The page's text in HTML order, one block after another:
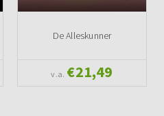
De Alleskunner
v.a. €21,49